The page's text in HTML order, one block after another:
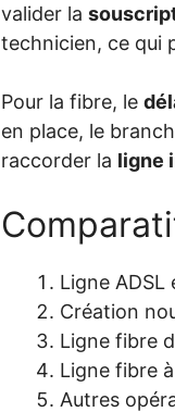
valider la
technicien, ce qui
Pour la fibre, le
en place, le
raccorder la ligne
Ligne ADSL
Création
Ligne fibre
Ligne fibre
Autres